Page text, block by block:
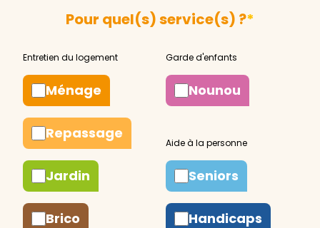
Pour quel(s) service(s) ?*
Ménage
Repassage
Jardin
Brico
Nounou
Seniors
Handicaps